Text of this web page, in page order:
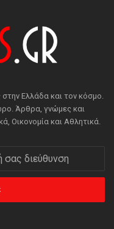
στην Ελλάδα και τον κόσμο.
Άρθρα, γνώμες και
Οικονομία και Αθλητικά.